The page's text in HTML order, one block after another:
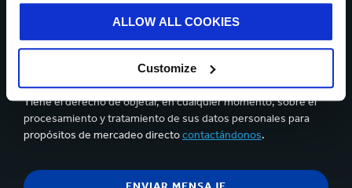
ALLOW ALL COOKIES
Customize
Kappa y acepto el contenido de ladeclaración de privacidad.
Puedes darte de baja en cualquier momento utilizando el
vínculo que aparece en los correos electrónicos que recibas.
Tiene el derecho de objetar, en cualquier momento, sobre el
procesamiento y tratamiento de sus datos personales para
propósitos de mercadeo directocontactándonos.